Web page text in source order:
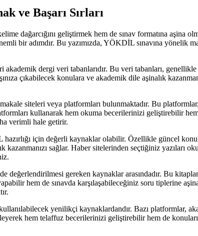
ve Başarı Sırları
dağarcığını geliştirmek hem de sınav formatına aşina
bir adımdır. Bu yazımızda, YÖKDİL sınavına yönelik
dergi veri tabanlarıdır. Bu veri tabanları,
çıkabilecek konulara ve akademik dile aşinalık
siteleri veya platformları bulunmaktadır. Bu
kullanarak hem okuma becerilerinizi geliştirebilir
verimli hale getirir.
için değerli kaynaklar olabilir. Özellikle güncel
kazanmanızı sağlar. Haber sitelerinden seçtiğiniz yazıları
gereken kaynaklar arasındadır. Bu
hem de sınavda karşılaşabileceğiniz soru tiplerine
yenilikçi kaynaklardandır. Bazı platformlar,
hem telaffuz becerilerinizi geliştirebilir hem de